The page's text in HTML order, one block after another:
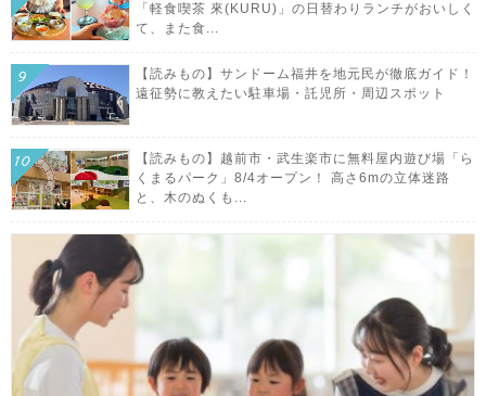
「軽食喫茶 來(KURU)」の日替わりランチがおいしく
て、また食...
【読みもの】サンドーム福井を地元民が徹底ガイド！
遠征勢に教えたい駐車場・託児所・周辺スポット
【読みもの】越前市・武生楽市に無料屋内遊び場「ら
くまるパーク」8/4オープン！ 高さ6mの立体迷路
と、木のぬくも...